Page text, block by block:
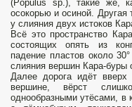
(Populus sp.), такие же,
осокорью и осиной.
у слияния двух истоков
Всё это пространство
состоящих опять из
падение пластов около
слияния вершин Кара-буры
Далее дорога идёт вверх
вершине, вёрст
однообразными утёсами, в